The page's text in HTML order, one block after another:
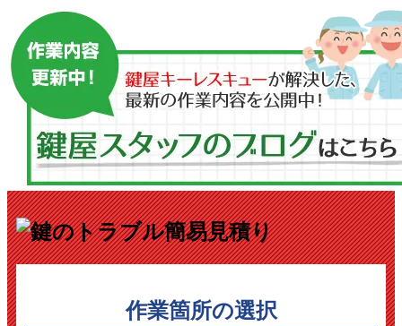
作業箇所の選択